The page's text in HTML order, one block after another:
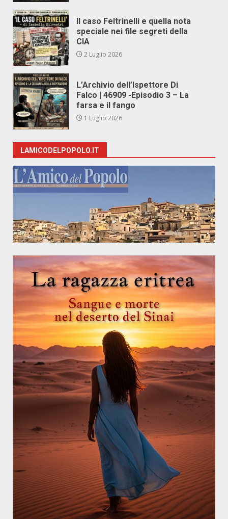
Il caso Feltrinelli e quella nota
speciale nei file segreti della
CIA
2 Luglio 2026
L’Archivio dell’Ispettore Di
Falco | 46909 -Episodio 3 – La
farsa e il fango
1 Luglio 2026
LAMICODELPOPOLO.IT